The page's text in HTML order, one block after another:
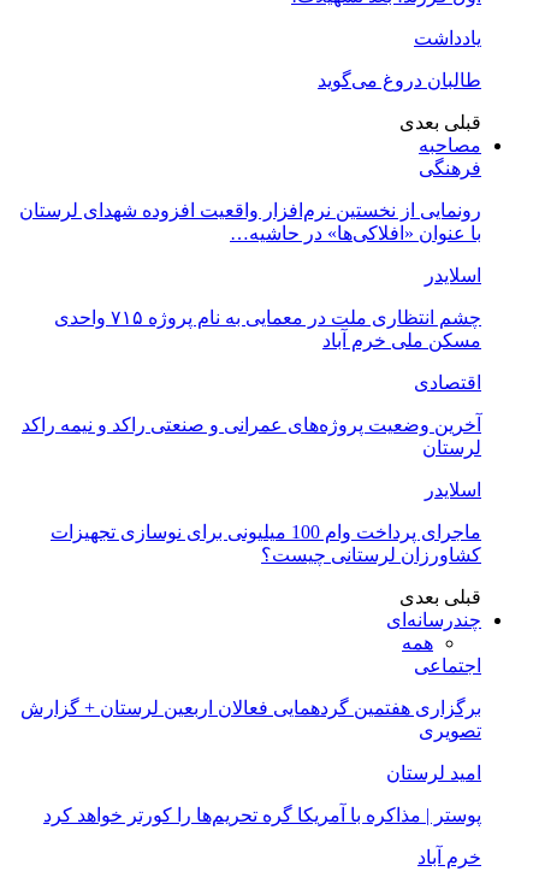
یادداشت
طالبان دروغ می‌گوید
قبلی بعدی
مصاحبه
فرهنگی
رونمایی از نخستین نرم‌افزار واقعیت افزوده شهدای لرستان
با عنوان «افلاکی‌ها» در حاشیه…
اسلایدر
چشم انتظاری ملت در معمایی به نام پروژه ۷۱۵ واحدی
مسکن ملی خرم آباد
اقتصادی
آخرین وضعیت پروژه‌های عمرانی و صنعتی راکد و نیمه راکد
لرستان
اسلایدر
ماجرای پرداخت وام 100 میلیونی برای نوسازی تجهیزات
کشاورزان لرستانی چیست؟
قبلی بعدی
چندرسانه‌ای
همه
اجتماعی
برگزاری هفتمین گردهمایی فعالان اربعین لرستان + گزارش
تصویری
امید لرستان
پوستر | مذاکره با آمریکا گره تحریم‌ها را کورتر خواهد کرد
خرم آباد